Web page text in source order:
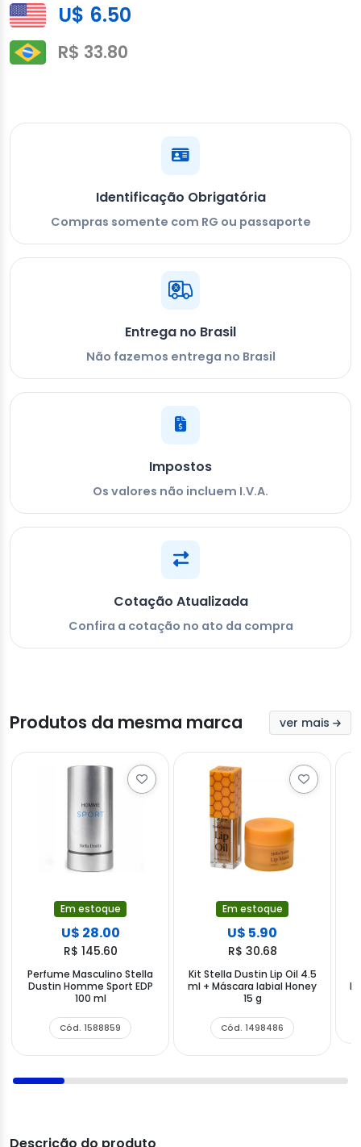
U$ 6.50
R$ 33.80
Identificação Obrigatória
Compras somente com RG ou passaporte
Entrega no Brasil
Não fazemos entrega no Brasil
Impostos
Os valores não incluem I.V.A.
Cotação Atualizada
Confira a cotação no ato da compra
Produtos da mesma marca ver mais
Em estoque
U$ 28.00
R$ 145.60
Perfume Masculino Stella
Dustin Homme Sport EDP
100 ml
Cód. 1588859
Em estoque
U$ 5.90
R$ 30.68
Kit Stella Dustin Lip Oil 4.5
ml + Máscara labial Honey
15 g
Cód. 1498486